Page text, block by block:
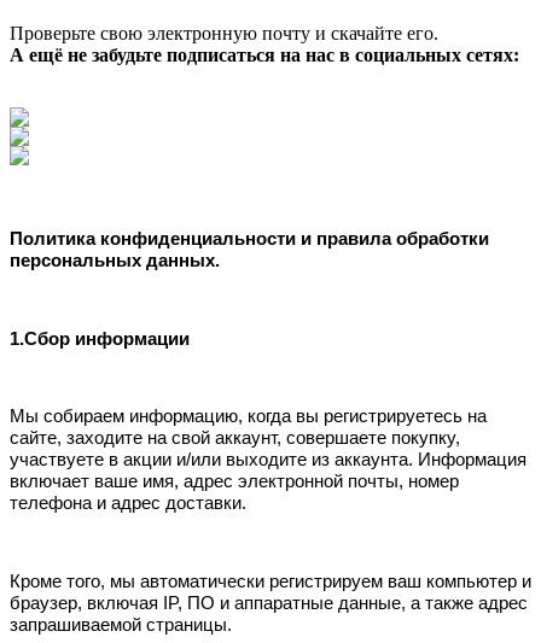
Проверьте свою электронную почту и скачайте его.
А ещё не забудьте подписаться на нас в социальных сетях:
Политика конфиденциальности и правила обработки
персональных данных.
1.Сбор информации
Мы собираем информацию, когда вы регистрируетесь на
сайте, заходите на свой аккаунт, совершаете покупку,
участвуете в акции и/или выходите из аккаунта. Информация
включает ваше имя, адрес электронной почты, номер
телефона и адрес доставки.
Кроме того, мы автоматически регистрируем ваш компьютер и
браузер, включая IP, ПО и аппаратные данные, а также адрес
запрашиваемой страницы.